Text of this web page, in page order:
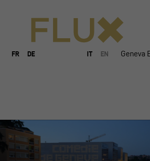
FR DE IT EN Geneva